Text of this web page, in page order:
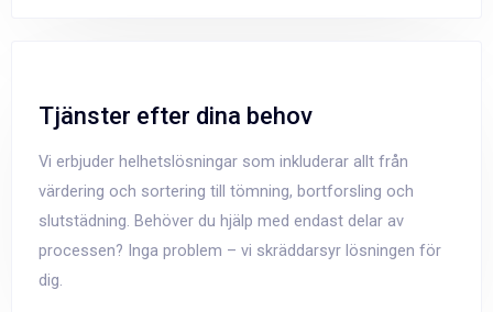
Tjänster efter dina behov
Vi erbjuder helhetslösningar som inkluderar allt från
värdering och sortering till tömning, bortforsling och
slutstädning. Behöver du hjälp med endast delar av
processen? Inga problem – vi skräddarsyr lösningen för
dig.